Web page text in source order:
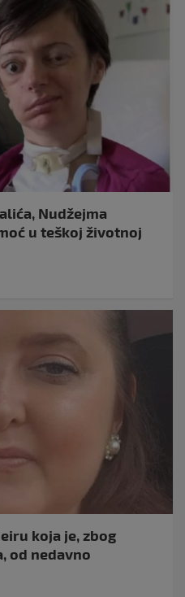
Nudžejma
u teškoj životnoj
koja je, zbog
od nedavno